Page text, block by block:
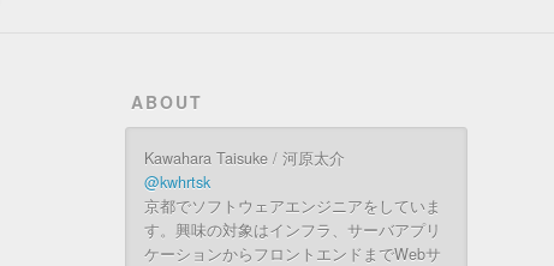
ABOUT
Kawahara Taisuke / 河原太介
@kwhrtsk
京都でソフトウェアエンジニアをしていま
す。興味の対象はインフラ、サーバアプリ
ケーションからフロントエンドまでWebサ